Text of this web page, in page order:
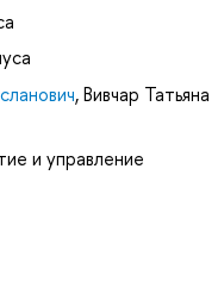
,Вивчар Татьяна
и управление